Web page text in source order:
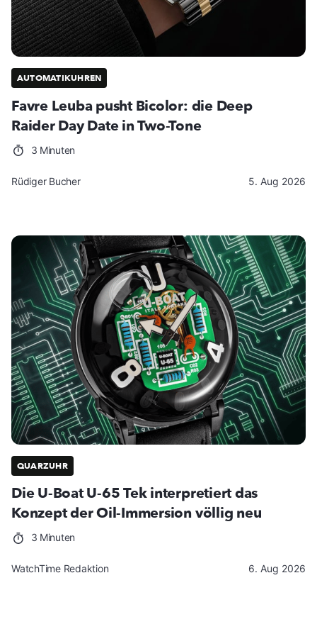
AUTOMATIKUHREN
Favre Leuba pusht Bicolor: die Deep
Raider Day Date in Two-Tone
3 Minuten
Rüdiger Bucher 5. Aug 2026
QUARZUHR
Die U-Boat U-65 Tek interpretiert das
Konzept der Oil-Immersion völlig neu
3 Minuten
WatchTime Redaktion 6. Aug 2026